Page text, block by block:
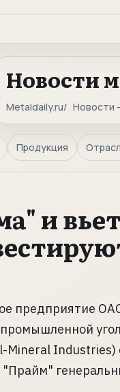
Новости
Metaldaily.ru Новости
Продукция
и
предприятие
Mineral